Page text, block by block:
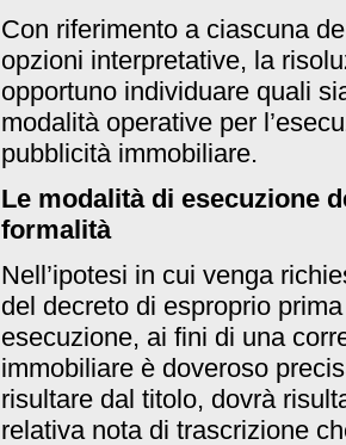
Con riferimento a ciascuna
opzioni interpretative, la
opportuno individuare quali
modalità operative per
pubblicità immobiliare.
Le modalità di esecuzione
formalità
Nell’ipotesi in cui venga
del decreto di esproprio
esecuzione, ai fini di una
immobiliare è doveroso
risultare dal titolo, dovrà
relativa nota di trascrizione